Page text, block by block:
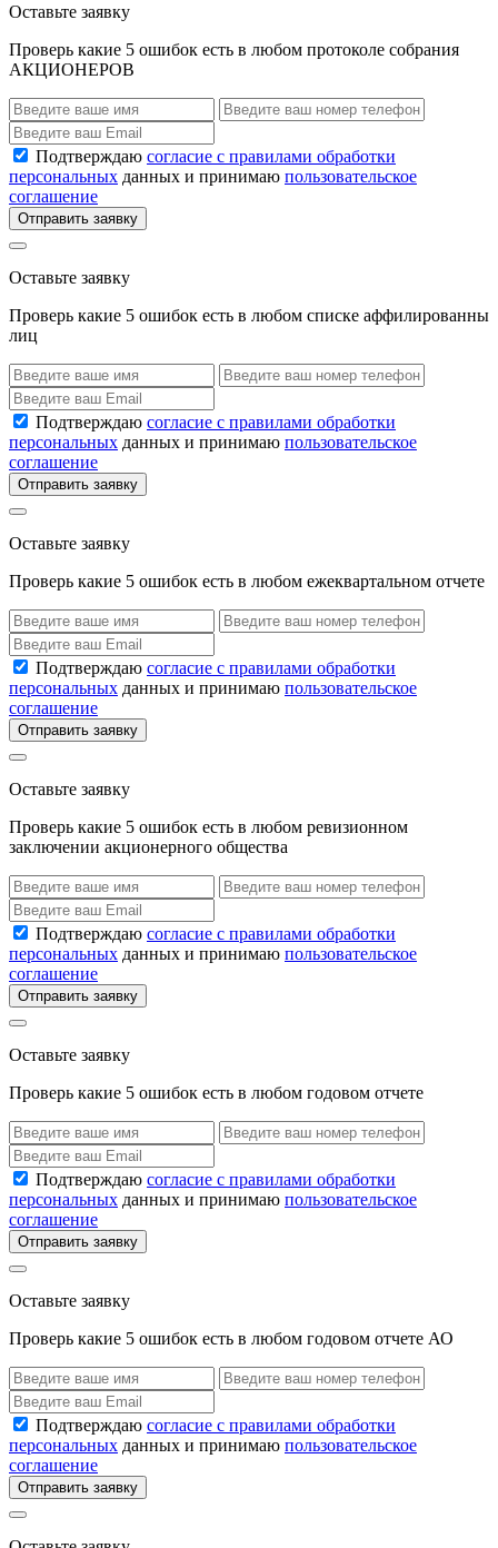
Оставьте заявку
Проверь какие 5 ошибок есть в любом протоколе собрания
АКЦИОНЕРОВ
Подтверждаю согласие с правилами обработки
персональных данных и принимаю пользовательское
соглашение
Отправить заявку
Оставьте заявку
Проверь какие 5 ошибок есть в любом списке аффилированны
лиц
Подтверждаю согласие с правилами обработки
персональных данных и принимаю пользовательское
соглашение
Отправить заявку
Оставьте заявку
Проверь какие 5 ошибок есть в любом ежеквартальном отчете
Подтверждаю согласие с правилами обработки
персональных данных и принимаю пользовательское
соглашение
Отправить заявку
Оставьте заявку
Проверь какие 5 ошибок есть в любом ревизионном
заключении акционерного общества
Подтверждаю согласие с правилами обработки
персональных данных и принимаю пользовательское
соглашение
Отправить заявку
Оставьте заявку
Проверь какие 5 ошибок есть в любом годовом отчете
Подтверждаю согласие с правилами обработки
персональных данных и принимаю пользовательское
соглашение
Отправить заявку
Оставьте заявку
Проверь какие 5 ошибок есть в любом годовом отчете АО
Подтверждаю согласие с правилами обработки
персональных данных и принимаю пользовательское
соглашение
Отправить заявку